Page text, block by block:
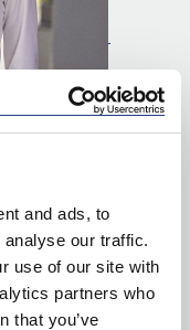
and ads, to
our traffic.
use of our site with
partners who
that you’ve